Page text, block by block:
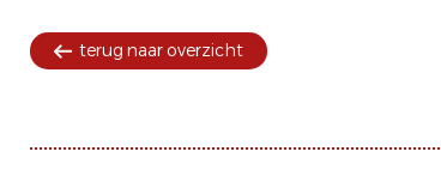
terug naar overzicht